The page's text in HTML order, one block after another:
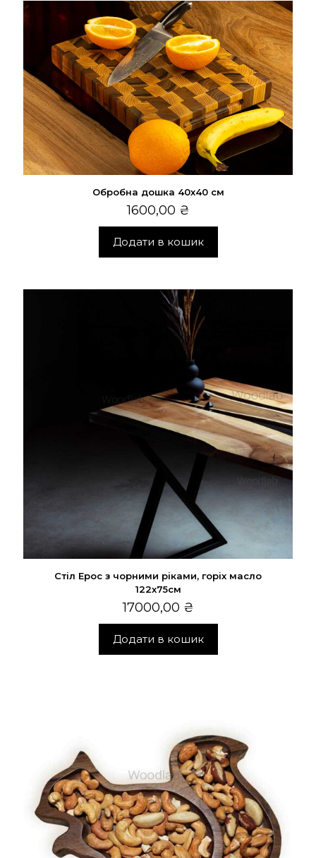
Обробна дошка 40х40 см
1600,00 ₴
Додати в кошик
Стіл Ерос з чорними ріками, горіх масло
122х75см
17000,00 ₴
Додати в кошик